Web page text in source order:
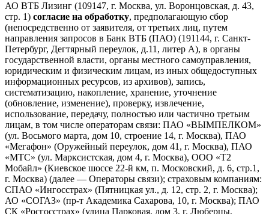
АО ВТБ Лизинг (109147, г. Москва, ул. Воронцовская, д. 43,
стр. 1) согласие на обработку, предполагающую сбор
(непосредственно от заявителя, от третьих лиц, путем
направления запросов в Банк ВТБ (ПАО) (191144, г. Санкт-
Петербург, Дегтярный переулок, д.11, литер А), в органы
государственной власти, органы местного самоуправления,
юридическим и физическим лицам, из иных общедоступных
информационных ресурсов, из архивов), запись,
систематизацию, накопление, хранение, уточнение
(обновление, изменение), проверку, извлечение,
использование, передачу, полностью или частично третьим
лицам, в том числе операторам связи: ПАО «ВЫМПЕЛКОМ»
(ул. Восьмого марта, дом 10, строение 14, г. Москва), ПАО
«Мегафон» (Оружейный переулок, дом 41, г. Москва), ПАО
«МТС» (ул. Марксистская, дом 4, г. Москва), ООО «Т2
Мобайл» (Киевское шоссе 22-й км, п. Московский, д. 6, стр.1,
г. Москва) (далее — Операторы связи); страховым компаниям:
СПАО «Ингосстрах» (Пятницкая ул., д. 12, стр. 2, г. Москва);
АО «СОГАЗ» (пр-т Академика Сахарова, 10, г. Москва); ПАО
СК «Росгосстрах» (улица Парковая, дом 3, г. Люберцы,